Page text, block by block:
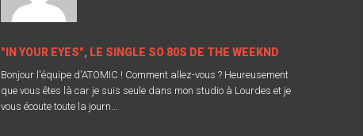
"IN YOUR EYES", LE SINGLE SO 80S DE THE WEEKND
Bonjour l'équipe d'ATOMIC ! Comment allez-vous ? Heureusement
que vous êtes là car je suis seule dans mon studio à Lourdes et je
vous écoute toute la journ...